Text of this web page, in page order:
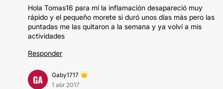
Hola Tomas16 para mí la inflamación desapareció muy
rápido y el pequeño morete si duró unos días más pero las
puntadas me las quitaron a la semana y ya volví a mis
actividades
Responder
GA
Gaby1717
1 abr 2017